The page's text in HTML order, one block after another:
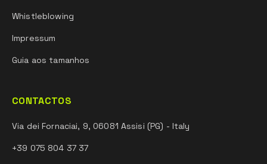
Whistleblowing
Impressum
Guia aos tamanhos
CONTACTOS
Via dei Fornaciai, 9, 06081 Assisi (PG) - Italy
+39 075 804 37 37